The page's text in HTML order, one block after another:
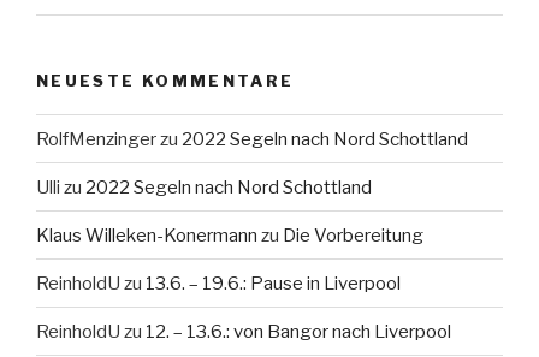
NEUESTE KOMMENTARE
RolfMenzingerzu 2022 Segeln nach Nord Schottland
Ulli zu 2022 Segeln nach Nord Schottland
Klaus Willeken-Konermann zu Die Vorbereitung
ReinholdU zu 13.6. – 19.6.: Pause in Liverpool
ReinholdU zu 12. – 13.6.: von Bangor nach Liverpool